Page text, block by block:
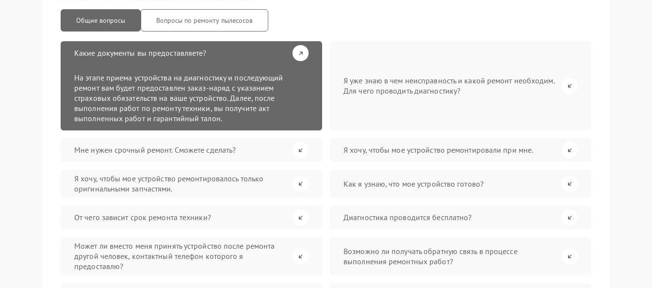
Общие вопросы Вопросы по ремонту пылесосов
Какие документы вы предоставляете?
На этапе приема устройства на диагностику и последующий
ремонт вам будет предоставлен заказ-наряд с указанием
страховых обязательств на ваше устройство. Далее, после
выполнения работ по ремонту техники, вы получите акт
выполненных работ и гарантийный талон.
Я уже знаю в чем неисправность и какой ремонт необходим.
Для чего проводить диагностику?
Мне нужен срочный ремонт. Сможете сделать? Я хочу, чтобы мое устройство ремонтировали при мне.
Я хочу, чтобы мое устройство ремонтировалось только
оригинальными запчастями.
Как я узнаю, что мое устройство готово?
От чего зависит срок ремонта техники? Диагностика проводится бесплатно?
Может ли вместо меня принять устройство после ремонта
другой человек, контактный телефон которого я
предоставлю?
Возможно ли получать обратную связь в процессе
выполнения ремонтных работ?